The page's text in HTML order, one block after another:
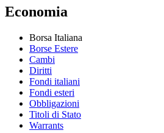
Economia
Borsa Italiana
Borse Estere
Cambi
Diritti
Fondi italiani
Fondi esteri
Obbligazioni
Titoli di Stato
Warrants